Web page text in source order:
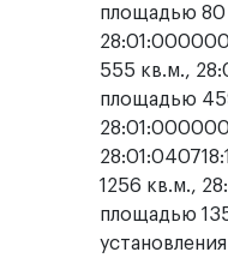
площадью 80
555 кв.м.,
площадью
1256 кв.м.,
площадью